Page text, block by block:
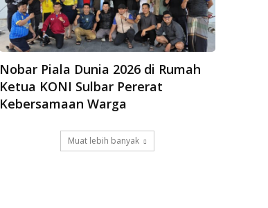
Nobar Piala Dunia 2026 di Rumah
Ketua KONI Sulbar Pererat
Kebersamaan Warga
Muat lebih banyak